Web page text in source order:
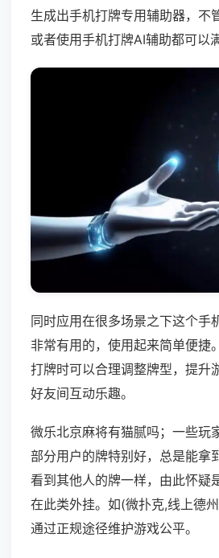
生成出手机打牌专用辅助器，不
或者使用手机打牌AI辅助都可以
同时应用在很多场景之下这个手
非常有用的，使用起来简单便捷
打牌时可以合理调整牌型，提升
好友间互动乐趣。
微乐北京麻将有猫腻吗；一些玩
部分用户的牌特别好，总是能拿
看到其他人的牌一样，由此怀疑
在此类外挂。如(微扑克,线上德
通过正规途径维护游戏公平。